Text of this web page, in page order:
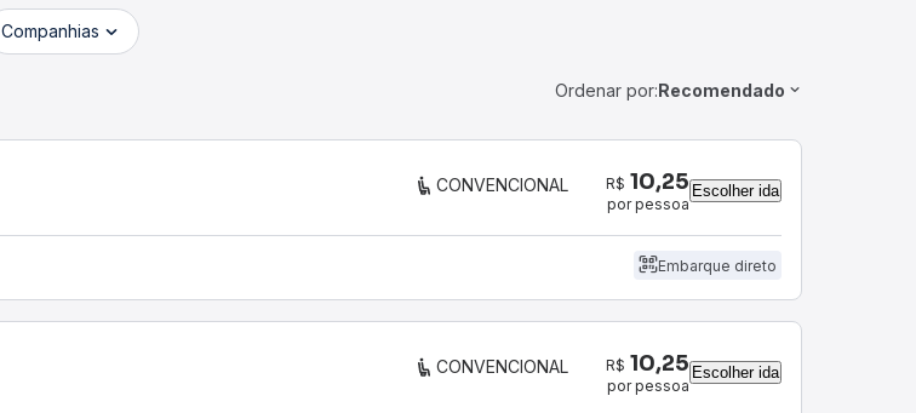
Companhias
Ordenar por:Recomendado
CONVENCIONAL R$ 10,25
por pessoa
Escolher ida
Embarque direto
CONVENCIONAL R$ 10,25
por pessoa
Escolher ida